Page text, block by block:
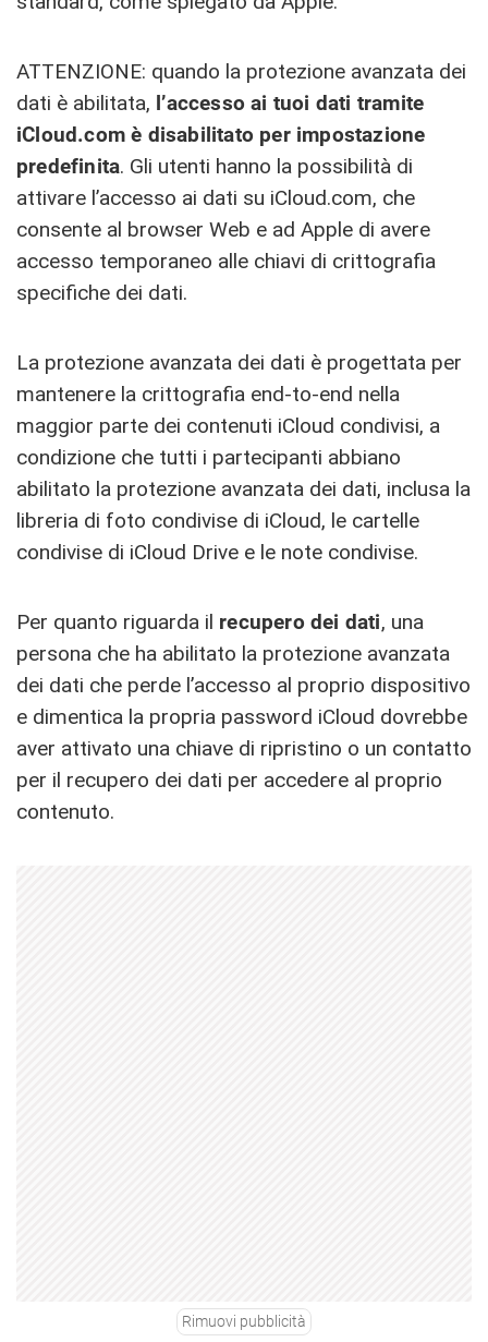
ATTENZIONE: quando la protezione avanzata dei
dati è abilitata, l’accesso ai tuoi dati tramite
iCloud.com è disabilitato per impostazione
predefinita. Gli utenti hanno la possibilità di
attivare l’accesso ai dati su iCloud.com, che
consente al browser Web e ad Apple di avere
accesso temporaneo alle chiavi di crittografia
specifiche dei dati.
La protezione avanzata dei dati è progettata per
mantenere la crittografia end-to-end nella
maggior parte dei contenuti iCloud condivisi, a
condizione che tutti i partecipanti abbiano
abilitato la protezione avanzata dei dati, inclusa la
libreria di foto condivise di iCloud, le cartelle
condivise di iCloud Drive e le note condivise.
Per quanto riguarda il recupero dei dati, una
persona che ha abilitato la protezione avanzata
dei dati che perde l’accesso al proprio dispositivo
e dimentica la propria password ‌iCloud‌ dovrebbe
aver attivato una chiave di ripristino o un contatto
per il recupero dei dati per accedere al proprio
contenuto.
Rimuovi pubblicità